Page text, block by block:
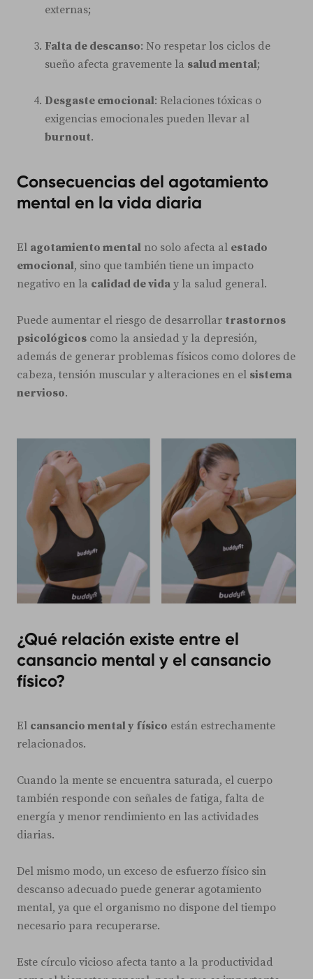
externas;
Falta de descanso: No respetar los ciclos de
sueño afecta gravemente la salud mental;
Desgaste emocional: Relaciones tóxicas o
exigencias emocionales pueden llevar al
burnout.
Consecuencias del agotamiento
mental en la vida diaria
El agotamiento mental no solo afecta al estado
emocional, sino que también tiene un impacto
negativo en la calidad de vida y la salud general.
Puede aumentar el riesgo de desarrollar trastornos
psicológicos como la ansiedad y la depresión,
además de generar problemas físicos como dolores de
cabeza, tensión muscular y alteraciones en el sistema
nervioso.
¿Qué relación existe entre el
cansancio mental y el cansancio
físico?
El cansancio mental y físico están estrechamente
relacionados.
Cuando la mente se encuentra saturada, el cuerpo
también responde con señales de fatiga, falta de
energía y menor rendimiento en las actividades
diarias.
Del mismo modo, un exceso de esfuerzo físico sin
descanso adecuado puede generar agotamiento
mental, ya que el organismo no dispone del tiempo
necesario para recuperarse.
Este círculo vicioso afecta tanto a la productividad